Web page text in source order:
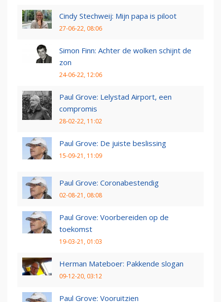
Cindy Stechweij: Mijn papa is piloot
27-06-22, 08:06
Simon Finn: Achter de wolken schijnt de
zon
24-06-22, 12:06
Paul Grove: Lelystad Airport, een
compromis
28-02-22, 11:02
Paul Grove: De juiste beslissing
15-09-21, 11:09
Paul Grove: Coronabestendig
02-08-21, 08:08
Paul Grove: Voorbereiden op de
toekomst
19-03-21, 01:03
Herman Mateboer: Pakkende slogan
09-12-20, 03:12
Paul Grove: Vooruitzien